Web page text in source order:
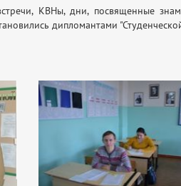
КВНы, дни, посвященные
дипломантами